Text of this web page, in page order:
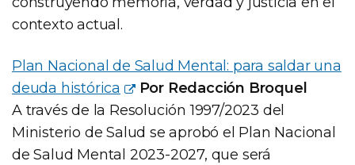
contexto actual.
Plan Nacional de Salud Mental: para saldar una
deuda histórica
Por Redacción Broquel
A través de la Resolución 1997/2023 del
Ministerio de Salud se aprobó el Plan Nacional
de Salud Mental 2023-2027, que será